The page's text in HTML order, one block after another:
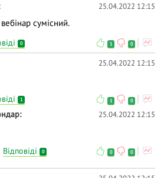
25.04.2022 12:15
сумісний.
0 1 0
25.04.2022 12:15
1 1 0
25.04.2022 12:15
Відповіді 0 0 0